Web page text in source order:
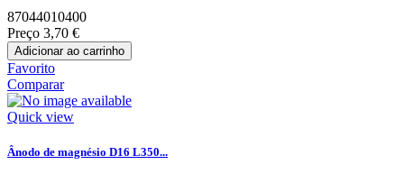
87044010400
Preço 3,70 €
Adicionar ao carrinho
Favorito
Comparar
Quick view
Ânodo de magnésio D16 L350...